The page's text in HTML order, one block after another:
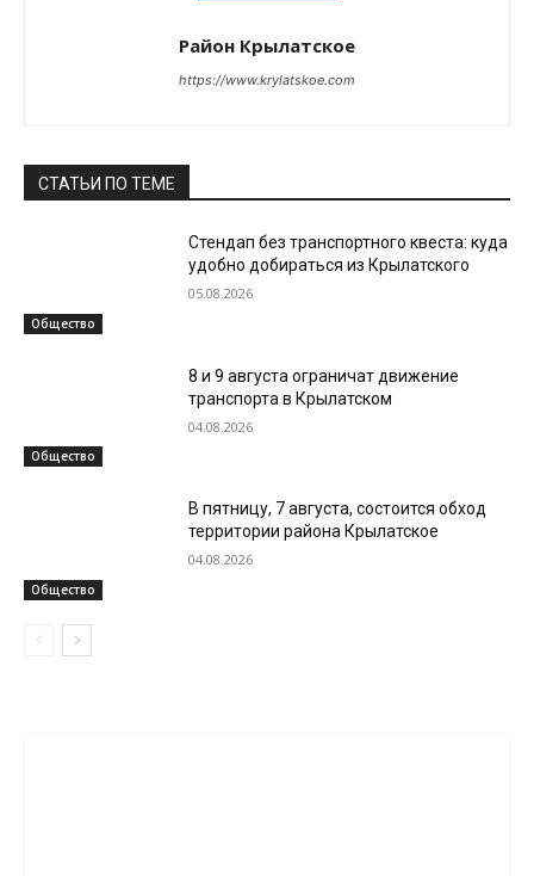
Район Крылатское
https://www.krylatskoe.com
СТАТЬИ ПО ТЕМЕ
Общество
Стендап без транспортного квеста: куда
удобно добираться из Крылатского
05.08.2026
Общество
8 и 9 августа ограничат движение
транспорта в Крылатском
04.08.2026
Общество
В пятницу, 7 августа, состоится обход
территории района Крылатское
04.08.2026